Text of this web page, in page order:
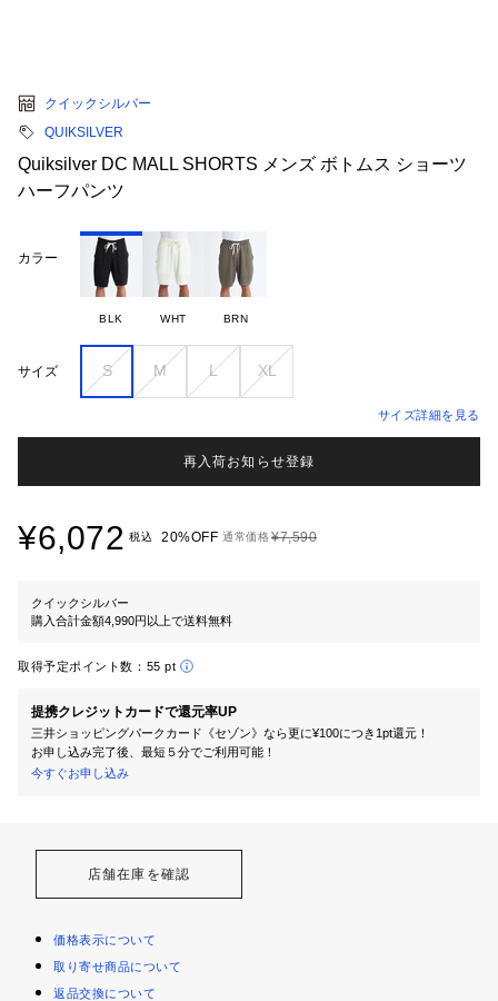
クイックシルバー
QUIKSILVER
Quiksilver DC MALL SHORTS メンズ ボトムス ショーツ
ハーフパンツ
カラー
BLK WHT BRN
サイズ S M L XL
サイズ詳細を見る
再入荷お知らせ登録
¥6,072 税込 20%OFF 通常価格¥7,590
クイックシルバー
購入合計金額4,990円以上で送料無料
取得予定ポイント数： 55 pt
提携クレジットカードで還元率UP
三井ショッピングパークカード《セゾン》なら更に¥100につき1pt還元！
お申し込み完了後、最短５分でご利用可能！
今すぐお申し込み
店舗在庫を確認
価格表示について
取り寄せ商品について
返品交換について